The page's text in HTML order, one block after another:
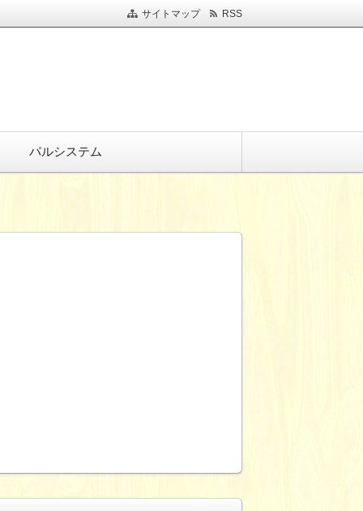
サイトマップ RSS
パルシステム